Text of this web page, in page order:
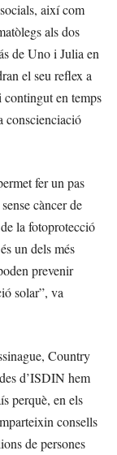
així com
als dos
de Uno i Julia en
el seu reflex a
contingut en temps
conscienciació
fer un pas
càncer de
la fotoprotecció
un dels més
prevenir
solar”, va
Country
d’ISDIN hem
perquè, en els
consells
de persones